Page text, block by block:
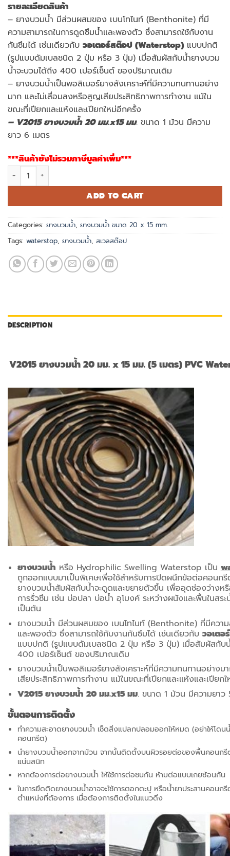
รายละเอียดสินค้า
– ยางบวมน้ำ มีส่วนผสมของ เบนโทไนท์ (Benthonite) ที่มี
ความสามารถในการดูดซึมน้ำและพองตัว ซึ่งสามารถใช้กับงาน
กันซึมได้ เช่นเดียวกับ วอเตอร์สต๊อป (Waterstop)แบบปกติ
(รูปแบบดัมเบลชนิด 2 ปุ่ม หรือ 3 ปุ่ม) เมื่อสัมผัสกับน้ำยางบวม
น้ำจะบวมได้ถึง 400 เปอร์เซ็นต์ ของปริมาณเดิม
– ยางบวมน้ำเป็นพอลิเมอร์ยางสังเคราะห์ที่มีความทนทานอย่าง
มาก และไม่เสื่อมลงหรือสูญเสียประสิทธิภาพการทำงาน แม้ใน
ขณะที่เปียกและแห้งและเปียกใหม่อีกครั้ง
– V2015 ยางบวมน้ำ 20 มม.x15 มม. ขนาด 1 ม้วน มีความ
ยาว 6 เมตร
***สินค้ายังไม่รวมภาษีมูลค่าเพิ่ม***
V2015 ยางบวมน้ำ 20 มม. x 15 มม. (5 เมตร) PVC Waterstop
ADD TO CART
Categories: ยางบวมน้ำ, ยางบวมน้ำ ขนาด 20 x 15 mm.
Tags: waterstop, ยางบวมน้ำ, สเวลสต๊อป
DESCRIPTION
V2015 ยางบวมน้ำ 20 มม. x 15 มม. (5 เมตร)PVC
ยางบวมน้ำ หรือ Hydrophilic Swelling Waterstop เป็น
ถูกออกแบบมาเป็นพิเศษเพื่อใช้สำหรับการปิดผนึกข้อต่อคอนกรี
ยางบวมน้ำสัมผัสกับน้ำจะดูดและขยายตัวขึ้น เพื่ออุดช่องว่างห
การรั่วซึม เช่น บ่อปลา บ่อน้ำ อุโมงค์ ระหว่างผนังและพื้นในสร
เป็นต้น
ยางบวมน้ำ มีส่วนผสมของ เบนโทไนท์ (Benthonite) ที่มีความ
และพองตัว ซึ่งสามารถใช้กับงานกันซึมได้ เช่นเดียวกับ วอเต
แบบปกติ (รูปแบบดัมเบลชนิด 2 ปุ่ม หรือ 3 ปุ่ม) เมื่อสัมผัสกับน้
400 เปอร์เซ็นต์ ของปริมาณเดิม
ยางบวมน้ำเป็นพอลิเมอร์ยางสังเคราะห์ที่มีความทนทานอย่าง
เสียประสิทธิภาพการทำงาน แม้ในขณะที่เปียกและแห้งและเปียก
V2015 ยางบวมน้ำ 20 มม.x15 มม. ขนาด 1 ม้วน มีความยาว
ขั้นตอนการติดตั้ง
ทำความสะอาดยางบวมน้ำ เช็ดสิ่งแปลกปลอมออกให้หมด (อย่าให้โดนน้
คอนกรีต)
นำยางบวมน้ำออกจากม้วน จากนั้นติดตั้งบนผิวรอยต่อของพื้นคอนกรี
แน่นสนิท
หากต้องการต่อยางบวมน้ำ ให้ใช้การต่อชนกัน ห้ามต่อแบบเกยซ้อนกัน
ในการยึดติดยางบวมน้ำอาจจะใช้การตอกตะปู หรือน้ำยาประสานคอนก
ตำแหน่งที่ต้องการ เมื่อต้องการติดตั้งในแนวดิ่ง